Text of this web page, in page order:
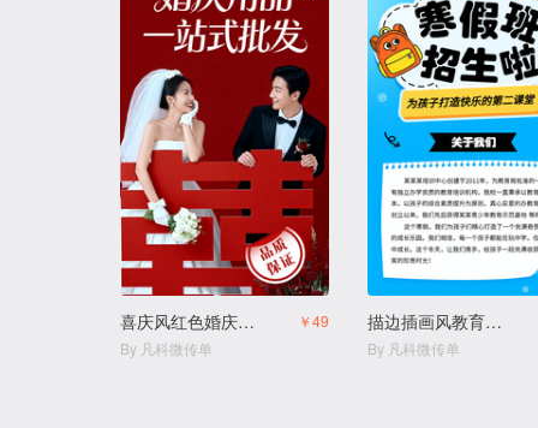
喜庆风红色婚庆用品结婚用品店
￥49
By 凡科微传单
描边插画风教育培训幼小衔接寒假班拼团生宣传
By 凡科微传单